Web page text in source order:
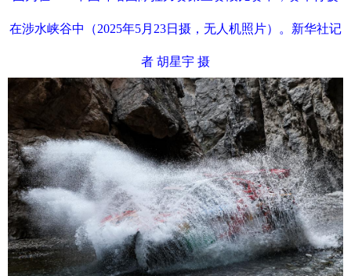
在涉水峡谷中（2025年5月23日摄，无人机照片）。新华社记
者 胡星宇 摄